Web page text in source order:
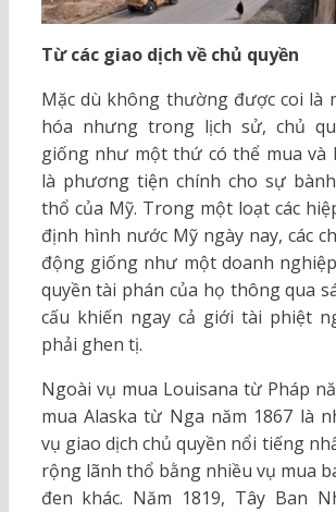
Từ các giao dịch về chủ quyền
Mặc dù không thường được coi là
hóa nhưng trong lịch sử, chủ
giống như một thứ có thể mua và
là phương tiện chính cho sự
thổ của Mỹ. Trong một loạt các
định hình nước Mỹ ngày nay, các
động giống như một doanh
quyền tài phán của họ thông qua
cấu khiến ngay cả giới tài phiệt
phải ghen tị.
Ngoài vụ mua Louisana từ Pháp
mua Alaska từ Nga năm 1867 là
vụ giao dịch chủ quyền nổi tiếng
rộng lãnh thổ bằng nhiều vụ mua
đen khác. Năm 1819, Tây Ban